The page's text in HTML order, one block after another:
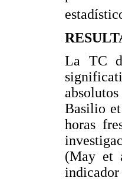
La TC
Basilio
horas
(May et
indicador